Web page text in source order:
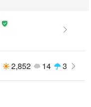
2,852 14 3